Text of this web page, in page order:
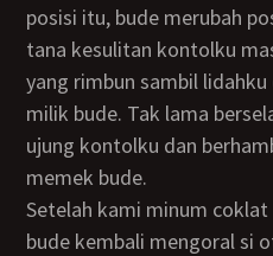
posisi itu, bude merubah
tana kesulitan kontolku
yang rimbun sambil
milik bude. Tak lama
ujung kontolku dan
memek bude.
Setelah kami minum coklat hangat bersama-sama,
bude kembali mengoral si